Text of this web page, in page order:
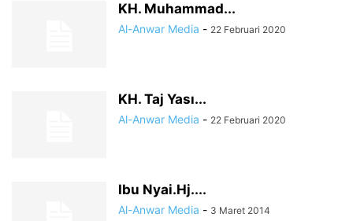
KH. Muhammad...
Al-Anwar Media - 22 Februari 2020
KH. Taj Yası...
Al-Anwar Media - 22 Februari 2020
Ibu Nyai.Hj....
Al-Anwar Media - 3 Maret 2014